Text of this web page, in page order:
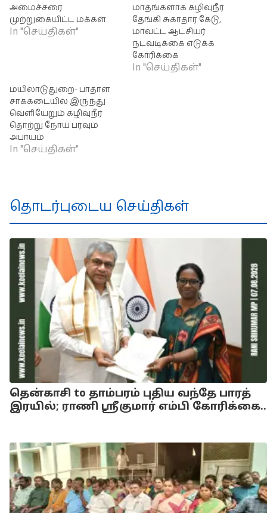
அமைச்சரை
முற்றுகையிட்ட மக்கள்
In "செய்திகள்"
மாதங்களாக கழிவுநீர்
தேங்கி சுகாதார கேடு,
மாவட்ட ஆட்சியர்
நடவடிக்கை எடுக்க
கோரிக்கை
In "செய்திகள்"
மயிலாடுதுறை- பாதாள
சாக்கடையில் இருந்து
வெளியேறும் கழிவுநீர்
தொற்று நோய் பரவும்
அபாயம்
In "செய்திகள்"
தொடர்புடைய செய்திகள்
தென்காசி to தாம்பரம் புதிய வந்தே பாரத்
இரயில்; ராணி ஸ்ரீகுமார் எம்பி கோரிக்கை..